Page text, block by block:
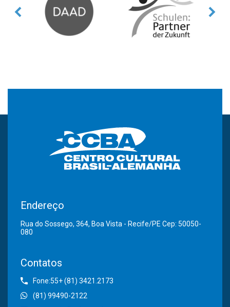
Endereço
Rua do Sossego, 364, Boa Vista - Recife/PE Cep: 50050-
080
Contatos
Fone:55+ (81) 3421.2173
(81) 99490-2122